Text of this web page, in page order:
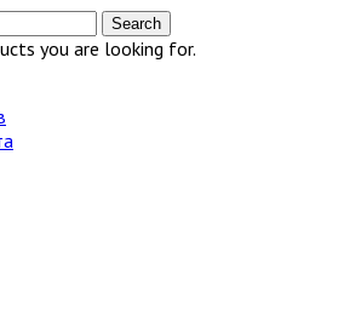
Search
you are looking for.